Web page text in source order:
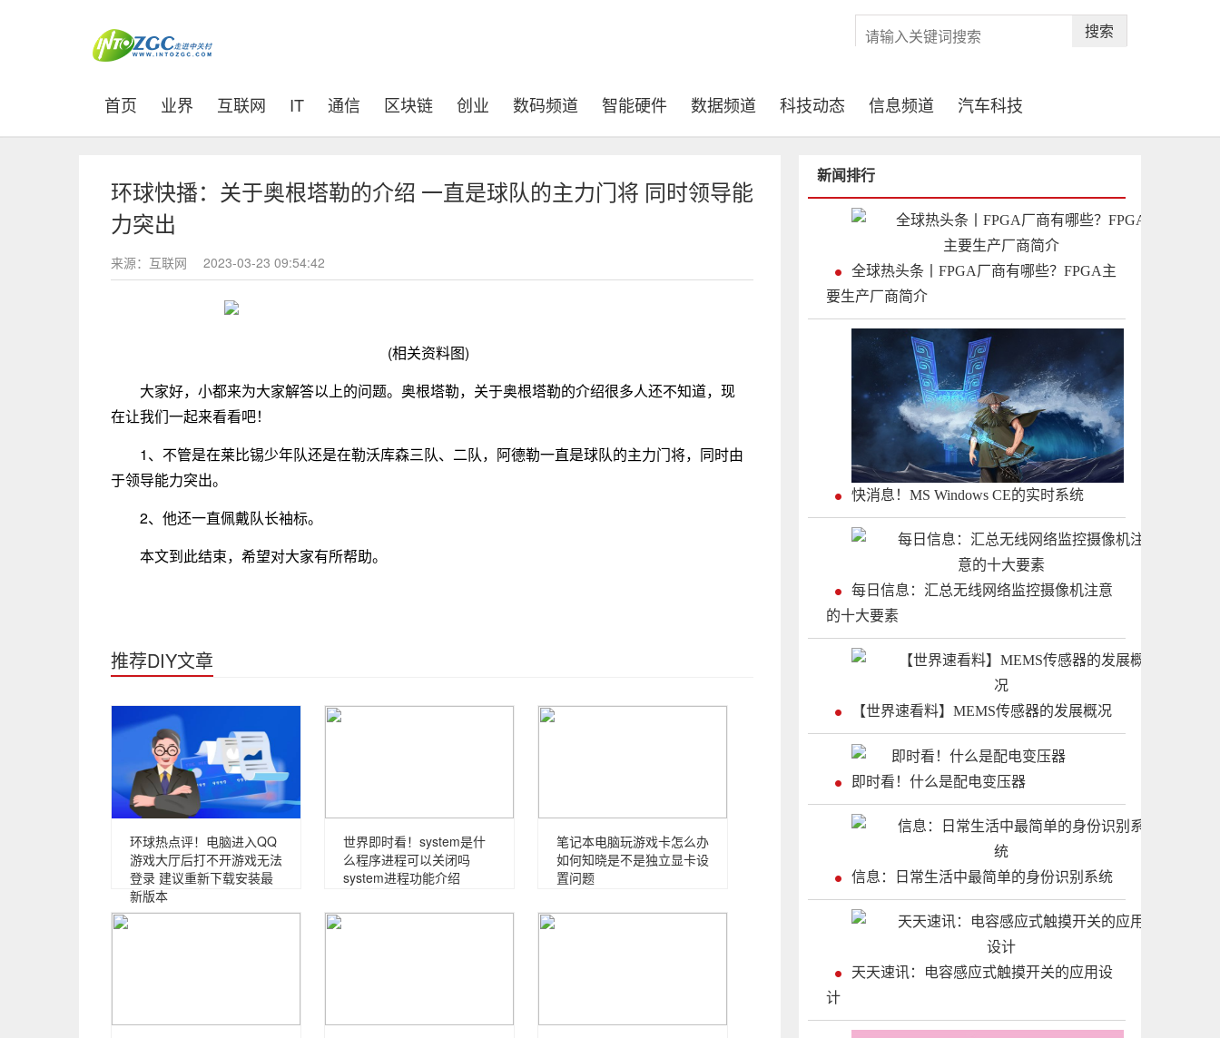
搜索
首页 (current)
业界 互联网 IT 通信 区块链 创业 数码频道 智能硬件 数据频道 科技动态 信息频道 汽车科技
环球快播：关于奥根塔勒的介绍 一直是球队的主力门将 同时领导能
力突出
来源：互联网 2023-03-23 09:54:42
(相关资料图)
大家好，小都来为大家解答以上的问题。奥根塔勒，关于奥根塔勒的介绍很多人还不知道，现
在让我们一起来看看吧！
1、不管是在莱比锡少年队还是在勒沃库森三队、二队，阿德勒一直是球队的主力门将，同时由
于领导能力突出。
2、他还一直佩戴队长袖标。
本文到此结束，希望对大家有所帮助。
推荐DIY文章
环球热点评！电脑进入QQ
游戏大厅后打不开游戏无法
登录 建议重新下载安装最
新版本
世界即时看！system是什
么程序进程可以关闭吗
system进程功能介绍
笔记本电脑玩游戏卡怎么办
如何知晓是不是独立显卡设
置问题
新闻排行
全球热头条丨FPGA厂商有哪些？FPGA主
要生产厂商简介
快消息！MS Windows CE的实时系统
每日信息：汇总无线网络监控摄像机注意
的十大要素
【世界速看料】MEMS传感器的发展概况
即时看！什么是配电变压器
信息：日常生活中最简单的身份识别系统
天天速讯：电容感应式触摸开关的应用设
计